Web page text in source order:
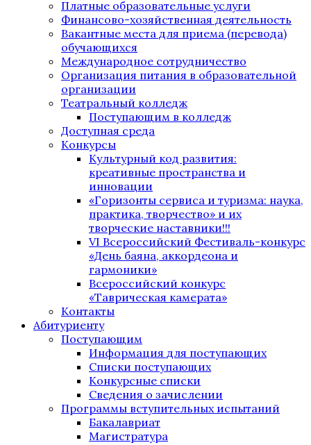
Платные образовательные услуги
Финансово-хозяйственная деятельность
Вакантные места для приема (перевода)
обучающихся
Международное сотрудничество
Организация питания в образовательной
организации
Театральный колледж
Поступающим в колледж
Доступная среда
Конкурсы
Культурный код развития:
креативные пространства и
инновации
«Горизонты сервиса и туризма: наука,
практика, творчество» и их
творческие наставники!!!
VI Всероссийский Фестиваль-конкурс
«День баяна, аккордеона и
гармоники»
Всероссийский конкурс
«Таврическая камерата»
Контакты
Абитуриенту
Поступающим
Информация для поступающих
Списки поступающих
Конкурсные списки
Сведения о зачислении
Программы вступительных испытаний
Бакалавриат
Магистратура